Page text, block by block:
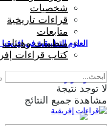
العلوم التطبيقية في
والمؤثرات
شخصيات
قراءات تاريخية
متابعات
منظمات وهيئات
كتاب قراءات
لا توجد نتيجة
مشاهدة جميع النتائج